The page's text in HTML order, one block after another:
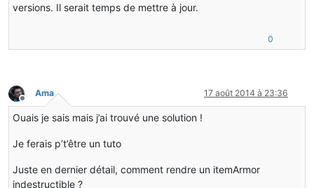
versions. Il serait temps de mettre à jour.
0
Hors-ligne
Ama 17 août 2014 à 23:36
Ouais je sais mais j’ai trouvé une solution !
Je ferais p’t’être un tuto
Juste en dernier détail, comment rendre un itemArmor
indestructible ?